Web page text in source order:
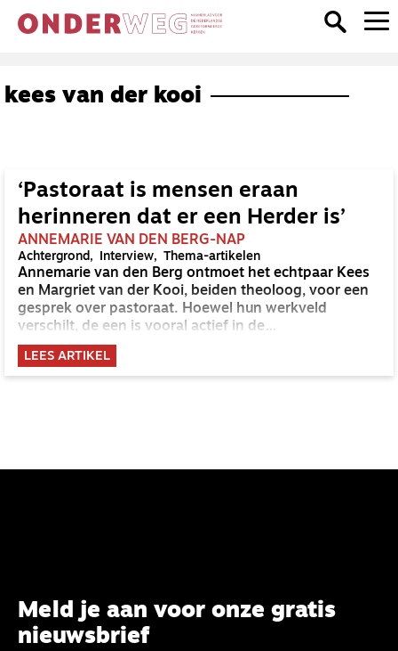
kees van der kooi
‘Pastoraat is mensen eraan
herinneren dat er een Herder is’
ANNEMARIE VAN DEN BERG-NAP
Achtergrond Interview Thema-artikelen
Annemarie van den Berg ontmoet het echtpaar Kees
en Margriet van der Kooi, beiden theoloog, voor een
gesprek over pastoraat. Hoewel hun werkveld
verschilt, de een is vooral actief in de
wetenschappelijke wereld, de ander in het
(ziekenhuis)pastoraat, delen ze hun liefde voor
pastoraat en ‘goede theologie’. ‘Pastoraat zoekt
LEES ARTIKEL
Meld je aan voor onze gratis
nieuwsbrief